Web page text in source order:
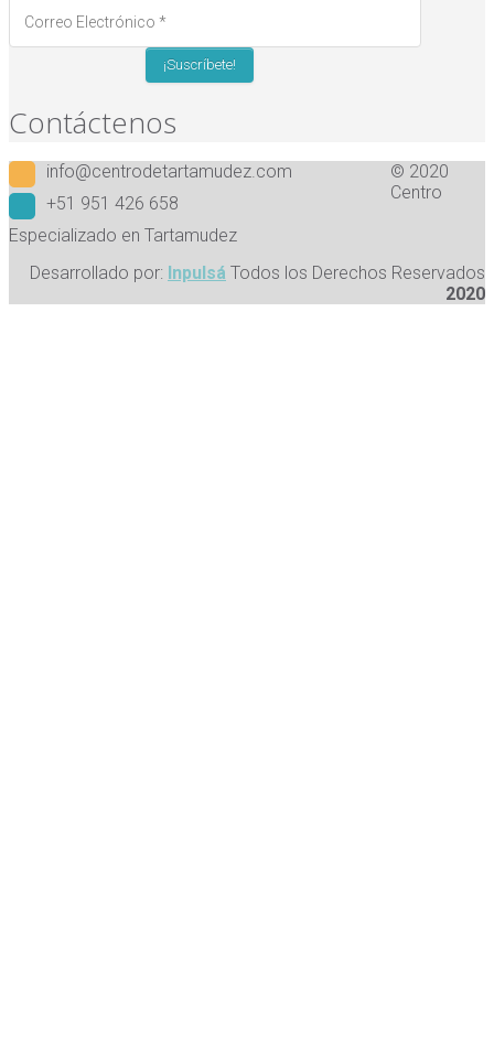
Contáctenos
info@centrodetartamudez.com
+51 951 426 658
© 2020
Centro
Especializado en Tartamudez
Desarrollado por: Inpulsá Todos los Derechos Reservados
2020